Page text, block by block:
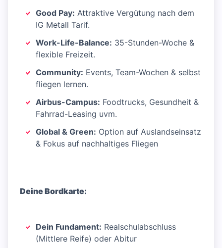
Good Pay: Attraktive Vergütung nach dem
IG Metall Tarif.
Work-Life-Balance: 35-Stunden-Woche &
flexible Freizeit.
Community: Events, Team-Wochen & selbst
fliegen lernen.
Airbus-Campus: Foodtrucks, Gesundheit &
Fahrrad-Leasing uvm.
Global & Green: Option auf Auslandseinsatz
& Fokus auf nachhaltiges Fliegen
Deine Bordkarte:
Dein Fundament: Realschulabschluss
(Mittlere Reife) oder Abitur